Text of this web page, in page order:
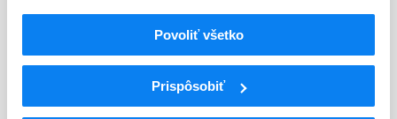
Povoliť všetko
Prispôsobiť
A10AC
Inzulíny a analógy na injekciu pôsobiace
strednodobo
A10AC01